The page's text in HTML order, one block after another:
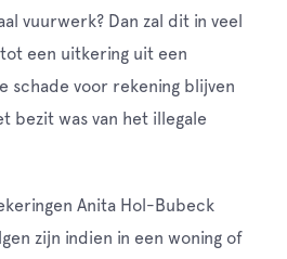
vuurwerk? Dan zal dit in veel
een uitkering uit een
schade voor rekening blijven
bezit was van het illegale
Anita Hol-Bubeck
zijn indien in een woning of